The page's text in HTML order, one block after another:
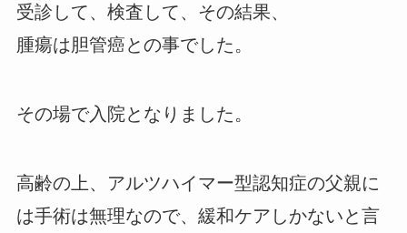
受診して、検査して、その結果、
腫瘍は胆管癌との事でした。
その場で入院となりました。
高齢の上、アルツハイマー型認知症の父親に
は手術は無理なので、緩和ケアしかないと言